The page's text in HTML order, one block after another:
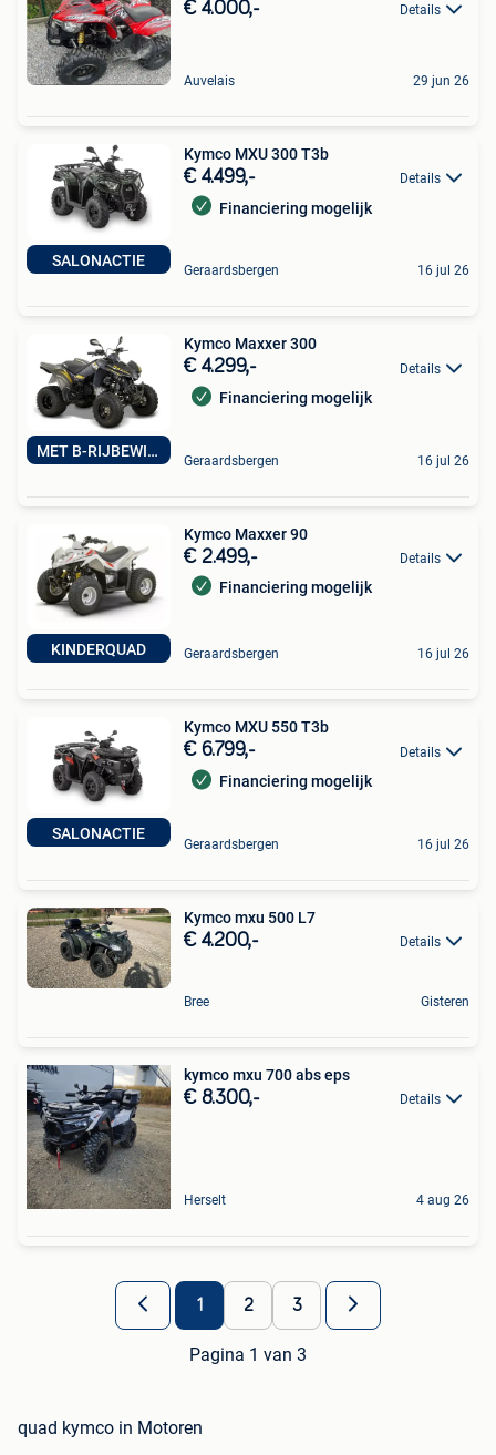
€ 4.000,- Details
Auvelais 29 jun 26
SALONACTIE
Kymco MXU 300 T3b
€ 4.499,- Details
Financiering mogelijk
Geraardsbergen 16 jul 26
MET B-RIJBEWIJS
Kymco Maxxer 300
€ 4.299,- Details
Financiering mogelijk
Geraardsbergen 16 jul 26
KINDERQUAD
Kymco Maxxer 90
€ 2.499,- Details
Financiering mogelijk
Geraardsbergen 16 jul 26
SALONACTIE
Kymco MXU 550 T3b
€ 6.799,- Details
Financiering mogelijk
Geraardsbergen 16 jul 26
Kymco mxu 500 L7
€ 4.200,- Details
Bree Gisteren
kymco mxu 700 abs eps
€ 8.300,- Details
Herselt 4 aug 26
1 2 3
Pagina 1 van 3
quad kymco in Motoren